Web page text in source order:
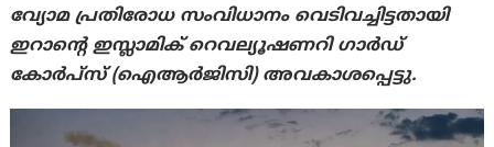
വ്യോമ പ്രതിരോധ സംവിധാനം വെടിവച്ചിട്ടതായി
ഇറാന്റെ ഇസ്ലാമിക് റെവല്യൂഷണറി ഗാർഡ്
കോർപ്സ് (ഐആർജിസി) അവകാശപ്പെട്ടു.